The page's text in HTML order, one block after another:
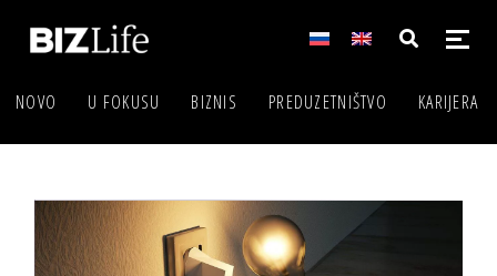
NOVO U FOKUSU BIZNIS PREDUZETNIŠTVO KARIJERA